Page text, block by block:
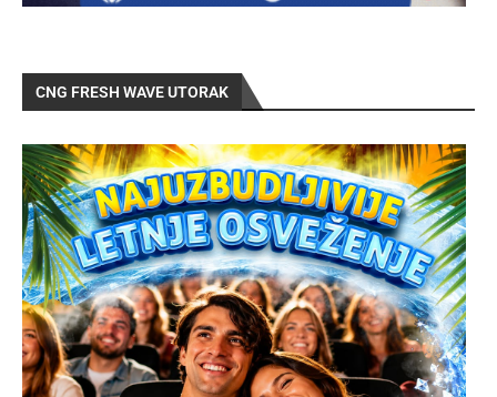
CNG FRESH WAVE UTORAK